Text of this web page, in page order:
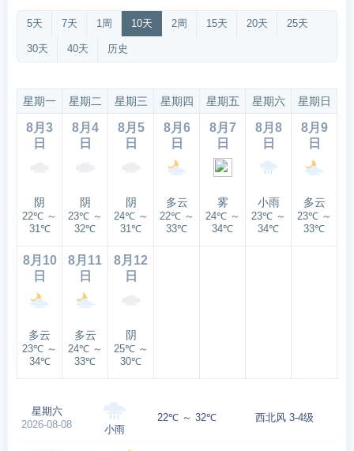
5天 7天 1周 10天 2周 15天 20天 25天
30天 40天 历史
星期一 星期二 星期三 星期四 星期五 星期六 星期日
8月3
日
阴
22℃ ～
31℃
8月4
日
阴
23℃ ～
32℃
8月5
日
阴
24℃ ～
31℃
8月6
日
多云
22℃ ～
33℃
8月7
日
雾
24℃ ～
34℃
8月8
日
小雨
23℃ ～
34℃
8月9
日
多云
23℃ ～
33℃
8月10
日
多云
23℃ ～
34℃
8月11
日
多云
24℃ ～
33℃
8月12
日
阴
25℃ ～
30℃
星期六
2026-08-08
小雨
22℃ ～ 32℃ 西北风 3-4级